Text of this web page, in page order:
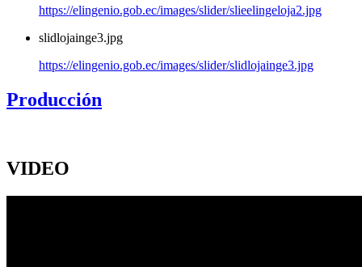
https://elingenio.gob.ec/images/slider/slieelingeloja2.jpg
slidlojainge3.jpg
https://elingenio.gob.ec/images/slider/slidlojainge3.jpg
Producción
VIDEO